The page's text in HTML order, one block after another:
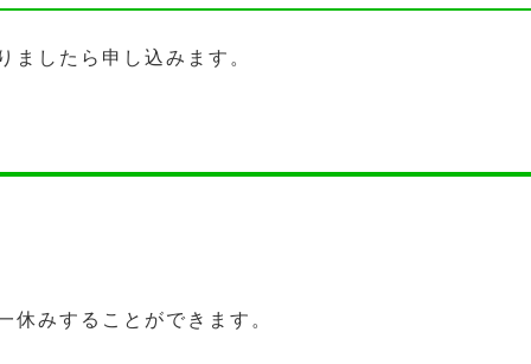
ましたら申し込みます。
休みすることができます。